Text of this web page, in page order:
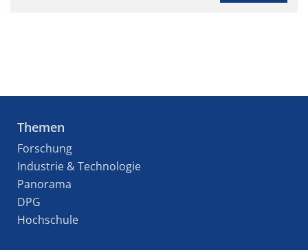
Themen
Forschung
Industrie & Technologie
Panorama
DPG
Hochschule